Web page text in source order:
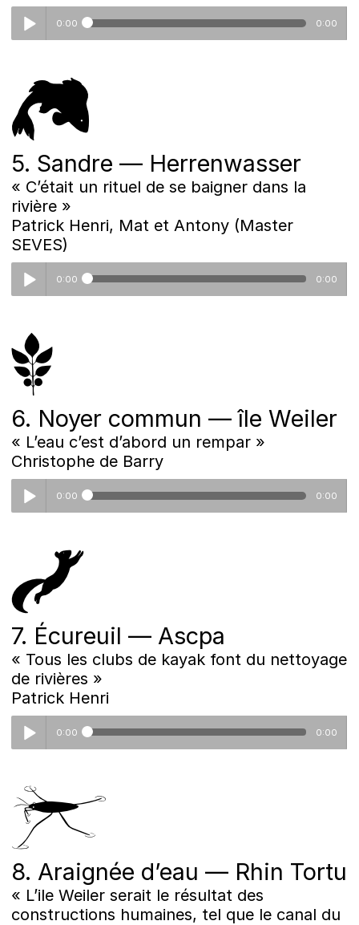
0:00 0:00
5. Sandre — Herrenwasser
« C’était un rituel de se baigner dans la
rivière »
Patrick Henri, Mat et Antony (Master
SEVES)
0:00 0:00
6. Noyer commun — île Weiler
« L’eau c’est d’abord un rempar »
Christophe de Barry
0:00 0:00
7. Écureuil — Ascpa
« Tous les clubs de kayak font du nettoyage
de rivières »
Patrick Henri
0:00 0:00
8. Araignée d’eau — Rhin Tortu
« L’ile Weiler serait le résultat des
constructions humaines, tel que le canal du